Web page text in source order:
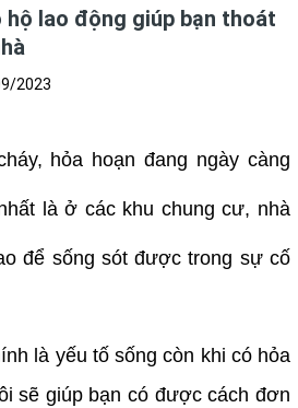
hộ lao động giúp bạn thoát
2023
hỏa hoạn đang ngày càng
là ở các khu chung cư, nhà
để sống sót được trong sự cố
là yếu tố sống còn khi có hỏa
sẽ giúp bạn có được cách đơn